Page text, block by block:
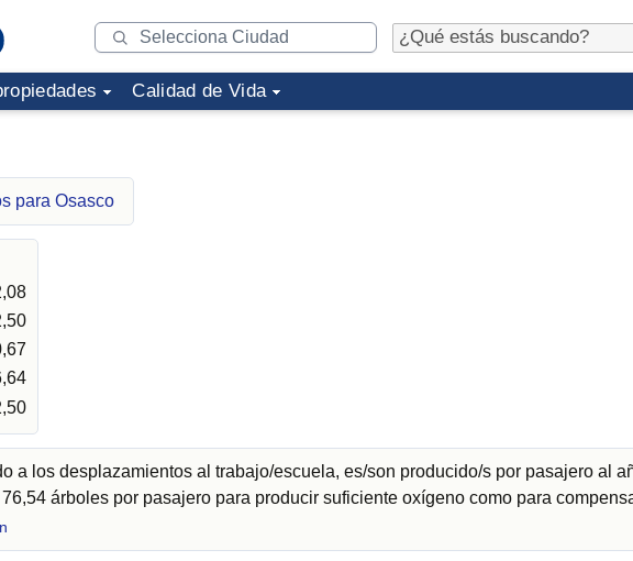
Calidad de Vida
para Osasco
a los desplazamientos al trabajo/escuela, es/son producido/s por pasajero al
árboles por pasajero para producir suficiente oxígeno como para